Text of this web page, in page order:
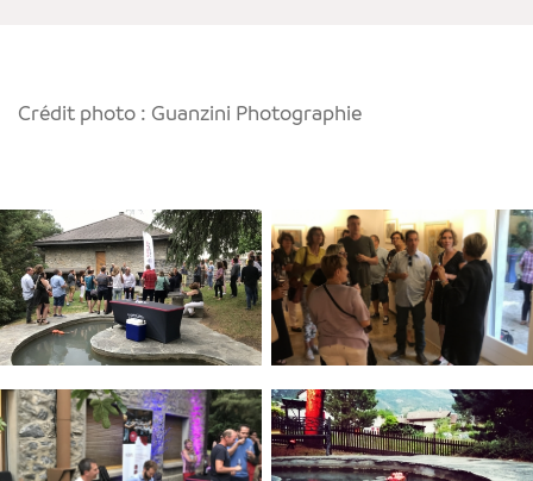
Crédit photo : Guanzini Photographie